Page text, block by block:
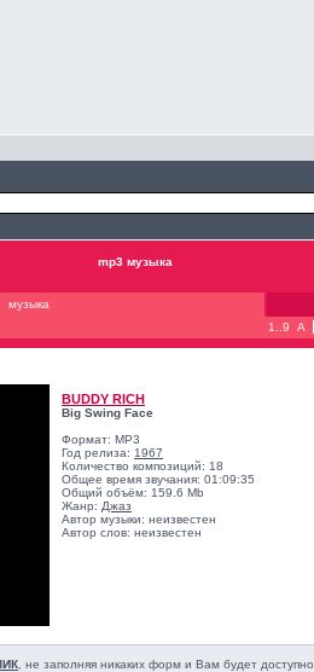
mp3 музыка
музыка
1..9
A
BUDDY RICH
Big Swing Face
Формат: MP3
Год релиза: 1967
Количество композиций: 18
Общее время звучания: 01:09:35
Общий объём: 159.6 Mb
Жанр: Джаз
Автор музыки: неизвестен
Автор слов: неизвестен
, не заполняя никаких форм и Вам будет доступно